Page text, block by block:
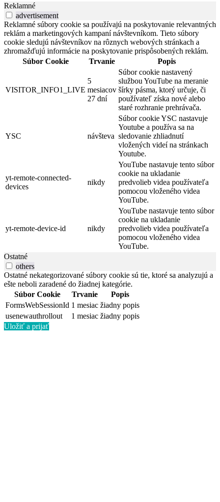
Reklamné
advertisement
Reklamné súbory cookie sa používajú na poskytovanie relevantných
reklám a marketingových kampaní návštevníkom. Tieto súbory
cookie sledujú návštevníkov na rôznych webových stránkach a
zhromažďujú informácie na poskytovanie prispôsobených reklám.
Súbor Cookie
Trvanie Popis
VISITOR_INFO1_LIVE
5
mesiacov
27 dní
Súbor cookie nastavený
službou YouTube na meranie
šírky pásma, ktorý určuje, či
používateľ získa nové alebo
staré rozhranie prehrávača.
YSC návšteva
Súbor cookie YSC nastavuje
Youtube a používa sa na
sledovanie zhliadnutí
vložených videí na stránkach
Youtube.
yt-remote-connected-
devices
nikdy
YouTube nastavuje tento súbor
cookie na ukladanie
predvolieb videa používateľa
pomocou vloženého videa
YouTube.
yt-remote-device-id nikdy
YouTube nastavuje tento súbor
cookie na ukladanie
predvolieb videa používateľa
pomocou vloženého videa
YouTube.
Ostatné
others
Ostatné nekategorizované súbory cookie sú tie, ktoré sa analyzujú a
ešte neboli zaradené do žiadnej kategórie.
Súbor Cookie
Trvanie
Popis
FormsWebSessionId 1 mesiac žiadny popis
usenewauthrollout
1 mesiac žiadny popis
Uložiť a prijať